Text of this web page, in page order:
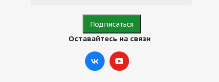
Оставайтесь на связи